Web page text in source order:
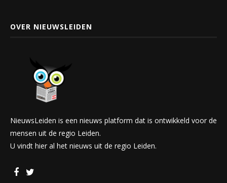
OVER NIEUWSLEIDEN
NieuwsLeiden is een nieuws platform dat is ontwikkeld voor de
mensen uit de regio Leiden.
U vindt hier al het nieuws uit de regio Leiden.